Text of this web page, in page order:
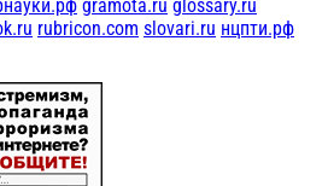
gramota.ru glossary.ru
rubricon.com slovari.ru нцпти.рф